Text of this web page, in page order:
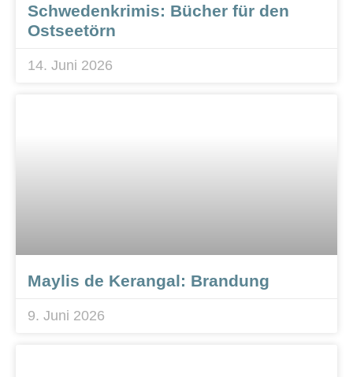
Schwedenkrimis: Bücher für den
Ostseetörn
14. Juni 2026
Maylis de Kerangal: Brandung
9. Juni 2026